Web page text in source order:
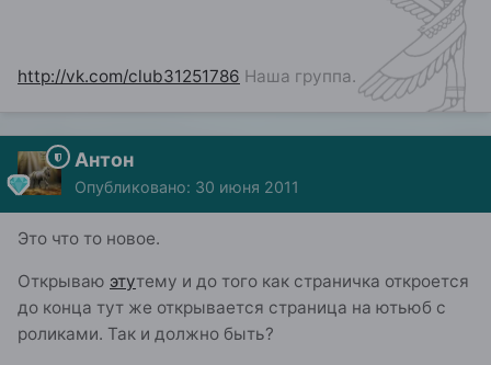
http://vk.com/club31251786 Наша группа.
Антон
Опубликовано: 30 июня 2011
Это что то новое.
Открываю этутему и до того как страничка откроется
до конца тут же открывается страница на ютьюб с
роликами. Так и должно быть?